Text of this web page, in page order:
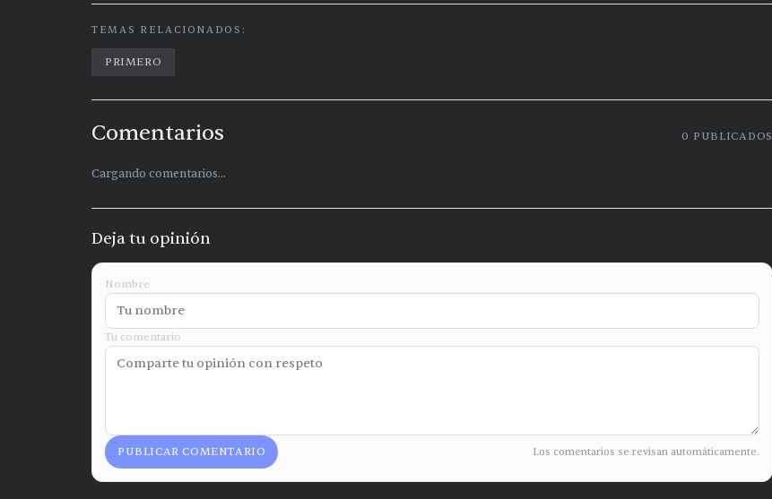
TEMAS RELACIONADOS:
PRIMERO
Comentarios 0 PUBLICADOS
Cargando comentarios...
Deja tu opinión
Nombre
Tu comentario
PUBLICAR COMENTARIO Los comentarios se revisan automáticamente.